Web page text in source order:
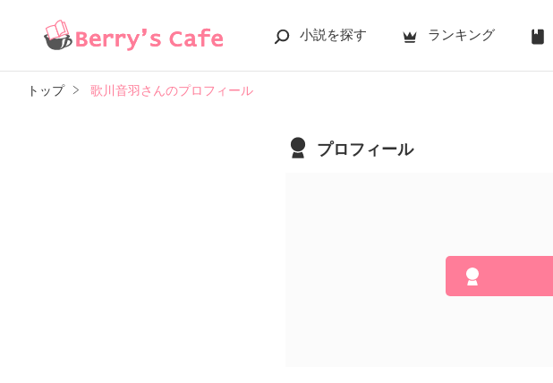
小説を探す ランキング
トップ 歌川音羽さんのプロフィール
プロフィール